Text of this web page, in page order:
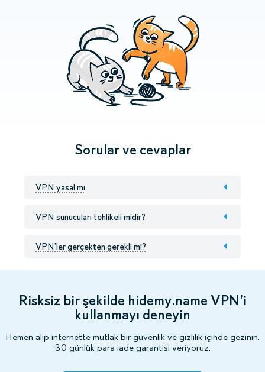
Sorular ve cevaplar
VPN yasal mı
VPN sunucuları tehlikeli midir?
VPN’ler gerçekten gerekli mi?
Risksiz bir şekilde hidemy.name VPN’i
kullanmayı deneyin
Hemen alıp internette mutlak bir güvenlik ve gizlilik içinde gezinin.
30 günlük para iade garantisi veriyoruz.